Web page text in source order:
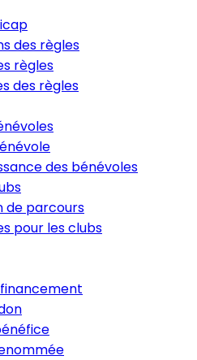
des règles
règles
des règles
des bénévoles
de parcours
pour les clubs